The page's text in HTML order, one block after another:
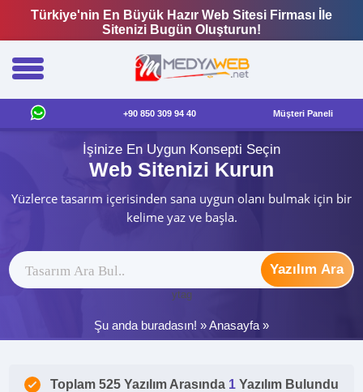
Türkiye'nin En Büyük Hazır Web Sitesi Firması İle
Sitenizi Bugün Oluşturun!
+90 850 309 94 40 Müşteri Paneli
İşinize En Uygun Konsepti Seçin
Web Sitenizi Kurun
Yüzlerce tasarım içerisinden sana uygun olanı bulmak için bir
kelime yaz ve başla.
Yazılım Ara
ytag
Şu anda buradasın! »Anasayfa »
Toplam 525 Yazılım Arasında 1 Yazılım Bulundu